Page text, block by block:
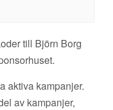
till Björn Borg
aktiva kampanjer.
av kampanjer,